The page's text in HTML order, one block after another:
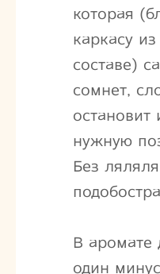
которая
каркасу
составе)
сомнет,
остановит
нужную
Без
В
один